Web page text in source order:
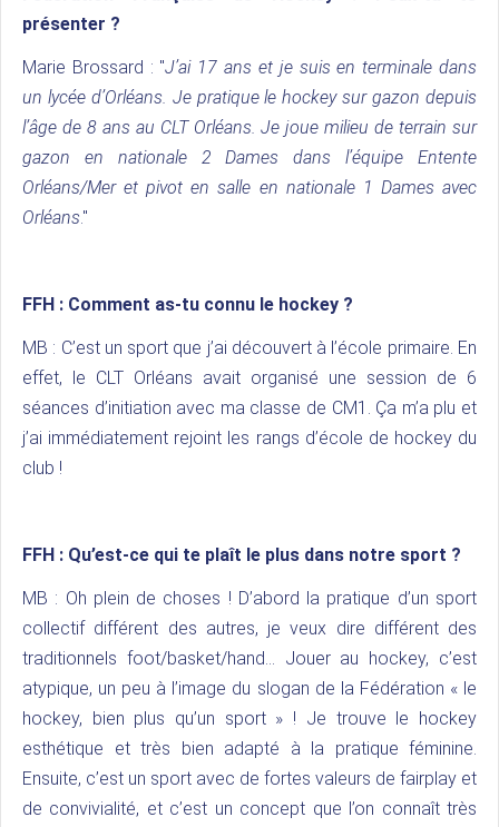
présenter ?
Marie Brossard : "J’ai 17 ans et je suis en terminale dans
un lycée d’Orléans. Je pratique le hockey sur gazon depuis
l’âge de 8 ans au CLT Orléans. Je joue milieu de terrain sur
gazon en nationale 2 Dames dans l’équipe Entente
Orléans/Mer et pivot en salle en nationale 1 Dames avec
Orléans."
FFH : Comment as-tu connu le hockey ?
MB : C’est un sport que j’ai découvert à l’école primaire. En
effet, le CLT Orléans avait organisé une session de 6
séances d’initiation avec ma classe de CM1. Ça m’a plu et
j’ai immédiatement rejoint les rangs d’école de hockey du
club !
FFH : Qu’est-ce qui te plaît le plus dans notre sport ?
MB : Oh plein de choses ! D’abord la pratique d’un sport
collectif différent des autres, je veux dire différent des
traditionnels foot/basket/hand… Jouer au hockey, c’est
atypique, un peu à l’image du slogan de la Fédération « le
hockey, bien plus qu’un sport » ! Je trouve le hockey
esthétique et très bien adapté à la pratique féminine.
Ensuite, c’est un sport avec de fortes valeurs de fairplay et
de convivialité, et c’est un concept que l’on connaît très